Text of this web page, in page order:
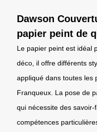
Dawson
papier peint de
Le papier peint est idéal
déco, il offre différents
appliqué dans toutes les
Franqueux. La pose de
qui nécessite des savoir-
compétences